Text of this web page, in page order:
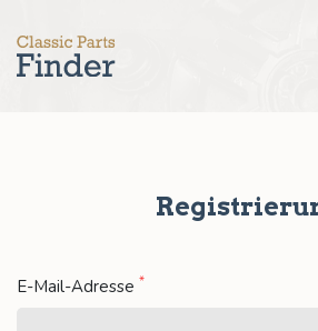
E-Mail-Adresse *